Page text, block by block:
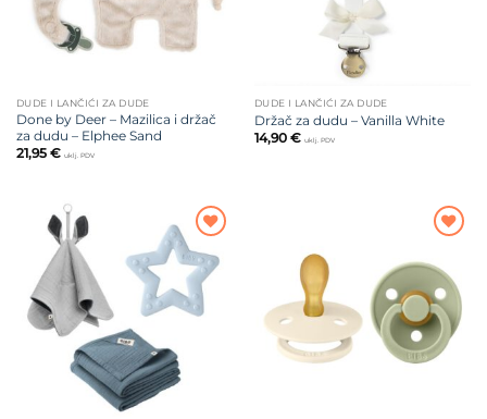
DUDE I LANČIĆI ZA DUDE
Done by Deer – Mazilica i držač
za dudu – Elphee Sand
21,95 € uklj. PDV
DUDE I LANČIĆI ZA DUDE
Držač za dudu – Vanilla White
14,90 € uklj. PDV
Dodajte
na listu
želja
na listu
želja